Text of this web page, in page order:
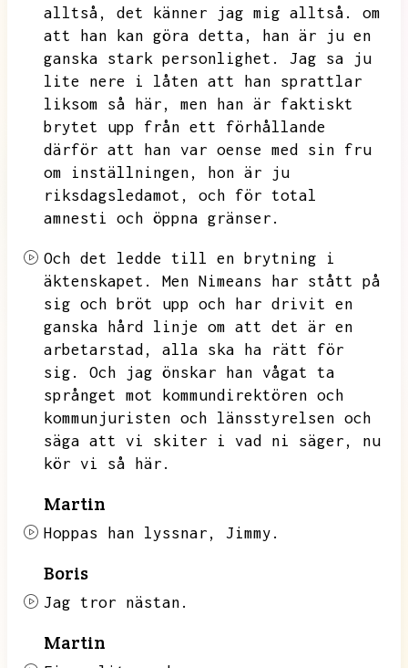
alltså,
det känner jag mig alltså.
om
att han kan göra detta,
han är ju en
ganska stark personlighet.
Jag sa ju
lite nere i låten att han sprattlar
liksom så här,
men han är faktiskt
brytet upp från ett förhållande
därför att han var oense med sin fru
om inställningen,
hon är ju
riksdagsledamot,
och för total
amnesti och öppna gränser.
Och det ledde till en brytning i
äktenskapet.
Men Nimeans har stått på
sig och bröt upp och har drivit en
ganska hård linje om att det är en
arbetarstad,
alla ska ha rätt för
sig.
Och jag önskar han vågat ta
språnget mot kommundirektören och
kommunjuristen och länsstyrelsen och
säga att vi skiter i vad ni säger,
nu
kör vi så här.
Martin
Hoppas han lyssnar, Jimmy.
Boris
Jag tror nästan.
Martin